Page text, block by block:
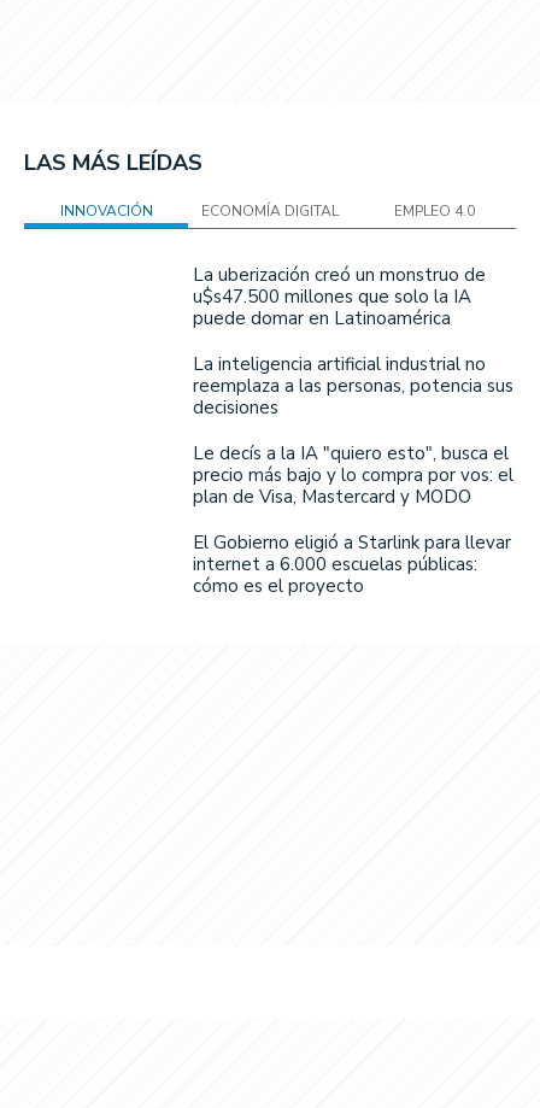
LAS MÁS LEÍDAS
INNOVACIÓN ECONOMÍA DIGITAL EMPLEO 4.0
La uberización creó un monstruo de
u$s47.500 millones que solo la IA
puede domar en Latinoamérica
La inteligencia artificial industrial no
reemplaza a las personas, potencia sus
decisiones
Le decís a la IA "quiero esto", busca el
precio más bajo y lo compra por vos: el
plan de Visa, Mastercard y MODO
El Gobierno eligió a Starlink para llevar
internet a 6.000 escuelas públicas:
cómo es el proyecto